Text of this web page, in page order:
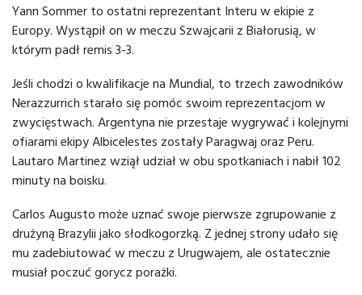
Yann Sommer to ostatni reprezentant Interu w ekipie z
Europy. Wystąpił on w meczu Szwajcarii z Białorusią, w
którym padł remis 3-3.
Jeśli chodzi o kwalifikacje na Mundial, to trzech zawodników
Nerazzurrich starało się pomóc swoim reprezentacjom w
zwycięstwach. Argentyna nie przestaje wygrywać i kolejnymi
ofiarami ekipy Albicelestes zostały Paragwaj oraz Peru.
Lautaro Martinez wziął udział w obu spotkaniach i nabił 102
minuty na boisku.
Carlos Augusto może uznać swoje pierwsze zgrupowanie z
drużyną Brazylii jako słodkogorzką. Z jednej strony udało się
mu zadebiutować w meczu z Urugwajem, ale ostatecznie
musiał poczuć gorycz porażki.